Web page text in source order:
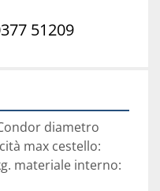
51209
diametro
max cestello:
materiale interno: